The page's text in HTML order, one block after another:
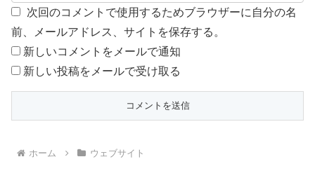
次回のコメントで使用するためブラウザーに自分の名
前、メールアドレス、サイトを保存する。
新しいコメントをメールで通知
新しい投稿をメールで受け取る
ホーム ウェブサイト